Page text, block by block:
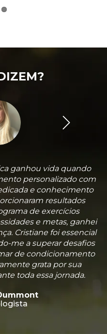
ganhou vida quando
personalizado com
e conhecimento
resultados
de exercícios
e metas, ganhei
Cristiane foi essencial
me a superar desafios
de condicionamento
grata por sua
toda essa jornada.